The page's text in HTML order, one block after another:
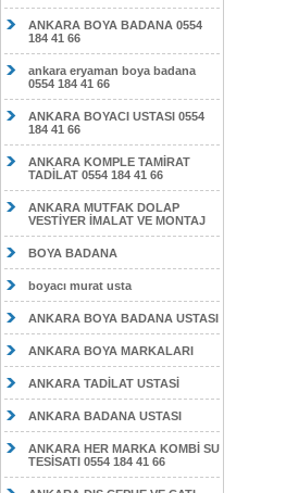
ANKARA BOYA BADANA 0554
184 41 66
ankara eryaman boya badana
0554 184 41 66
ANKARA BOYACI USTASI 0554
184 41 66
ANKARA KOMPLE TAMİRAT
TADİLAT 0554 184 41 66
ANKARA MUTFAK DOLAP
VESTİYER İMALAT VE MONTAJ
BOYA BADANA
boyacı murat usta
ANKARA BOYA BADANA USTASI
ANKARA BOYA MARKALARI
ANKARA TADİLAT USTASİ
ANKARA BADANA USTASI
ANKARA HER MARKA KOMBİ SU
TESİSATI 0554 184 41 66